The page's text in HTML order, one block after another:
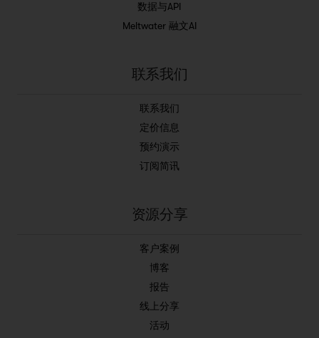
数据与API
Meltwater 融文AI
联系我们
联系我们
定价信息
预约演示
订阅简讯
资源分享
客户案例
博客
报告
线上分享
活动